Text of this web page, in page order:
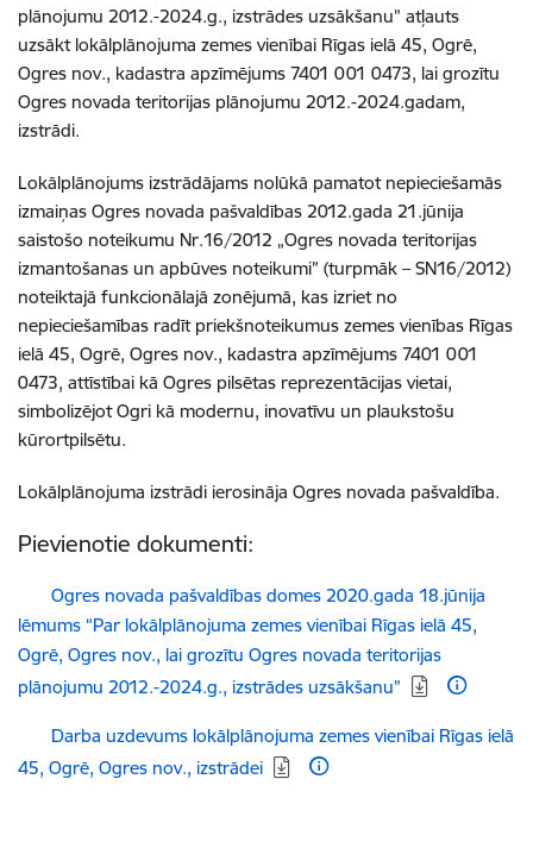
plānojumu 2012.-2024.g., izstrādes uzsākšanu” atļauts
uzsākt lokālplānojuma zemes vienībai Rīgas ielā 45, Ogrē,
Ogres nov., kadastra apzīmējums 7401 001 0473, lai grozītu
Ogres novada teritorijas plānojumu 2012.-2024.gadam,
izstrādi.
Lokālplānojums izstrādājams nolūkā pamatot nepieciešamās
izmaiņas Ogres novada pašvaldības 2012.gada 21.jūnija
saistošo noteikumu Nr.16/2012 „Ogres novada teritorijas
izmantošanas un apbūves noteikumi” (turpmāk – SN16/2012)
noteiktajā funkcionālajā zonējumā, kas izriet no
nepieciešamības radīt priekšnoteikumus zemes vienības Rīgas
ielā 45, Ogrē, Ogres nov., kadastra apzīmējums 7401 001
0473, attīstībai kā Ogres pilsētas reprezentācijas vietai,
simbolizējot Ogri kā modernu, inovatīvu un plaukstošu
kūrortpilsētu.
Lokālplānojuma izstrādi ierosināja Ogres novada pašvaldība.
Pievienotie dokumenti:
Lejupielādēt:
Ogres novada pašvaldības domes 2020.gada 18.jūnija
lēmums “Par lokālplānojuma zemes vienībai Rīgas ielā 45,
Ogrē, Ogres nov., lai grozītu Ogres novada teritorijas
plānojumu 2012.-2024.g., izstrādes uzsākšanu”
Lejupielādēt:
Darba uzdevums lokālplānojuma zemes vienībai Rīgas ielā
45, Ogrē, Ogres nov., izstrādei